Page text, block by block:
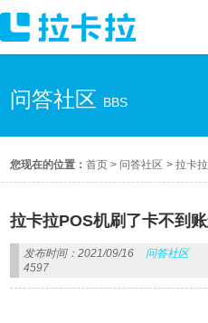
问答社区 BBS
您现在的位置：首页 > 问答社区 >拉卡
拉卡拉POS机刷了卡不到
发布时间：2021/09/16 问答社区
4597